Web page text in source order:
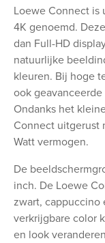
Loewe Connect is
4K genoemd.
dan Full-HD
natuurlijke
kleuren. Bij hoge
ook
Ondanks het
Connect uitgerust
Watt vermogen.
De
inch. De Loewe
zwart, cappuccino
verkrijgbare color
en look